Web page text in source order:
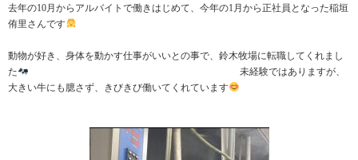
去年の10月からアルバイトで働きはじめて、今年の1月から正社員となった稲垣
侑里さんです
動物が好き、身体を動かす仕事がいいとの事で、鈴木牧場に転職してくれまし
た
未経験ではありますが、
大きい牛にも臆さず、きびきび働いてくれています